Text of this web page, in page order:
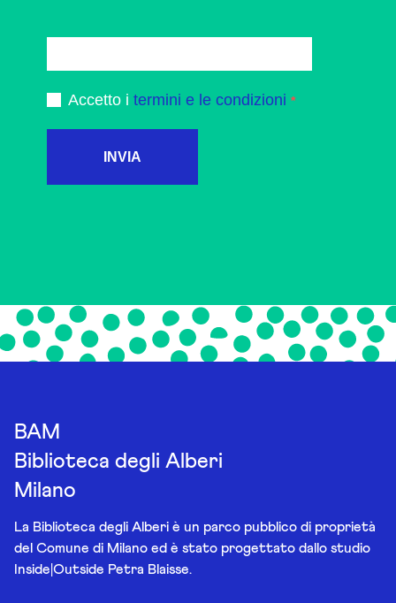
Accetto i termini e le condizioni
INVIA
BAM
Biblioteca degli Alberi
Milano
La Biblioteca degli Alberi è un parco pubblico di proprietà
del Comune di Milano ed è stato progettato dallo studio
Inside|Outside Petra Blaisse.